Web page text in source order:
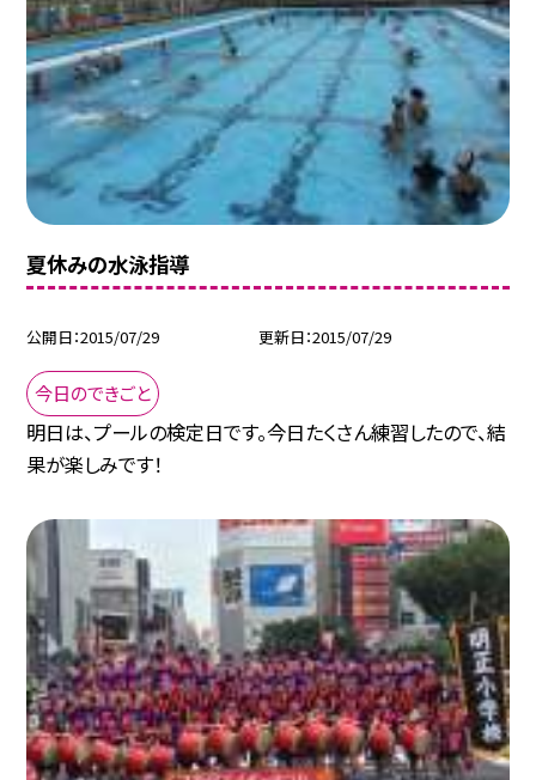
夏休みの水泳指導
公開日 2015/07/29 更新日 2015/07/29
今日のできごと
明日は、プールの検定日です。今日たくさん練習したので、結
果が楽しみです！